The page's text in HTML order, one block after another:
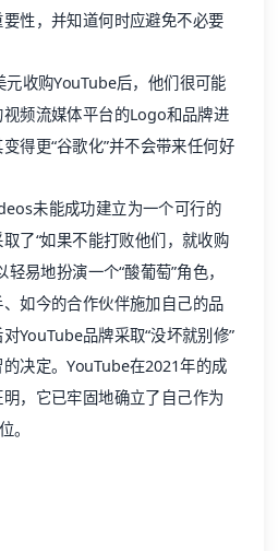
性，并知道何时应避免不必要
收购YouTube后，他们很可能
频流媒体平台的Logo和品牌进
得更“谷歌化”并不会带来任何好
未能成功建立为一个可行的
了“如果不能打败他们，就收购
易地扮演一个“酸葡萄”角色，
如今的合作伙伴施加自己的品
YouTube品牌采取“没坏就别修”
决定。YouTube在2021年的成
，它已牢固地确立了自己作为
。